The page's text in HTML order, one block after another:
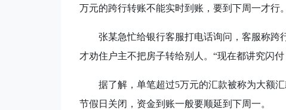
万元的跨行转账不能实时到账，要到下周一才行。
张某急忙给银行客服打电话询问，客服称跨行
才劝住户主不把房子转给别人。“现在都讲究闪
据了解，单笔超过5万元的汇款被称为大额
节假日关闭，资金到账一般要顺延到下周一。